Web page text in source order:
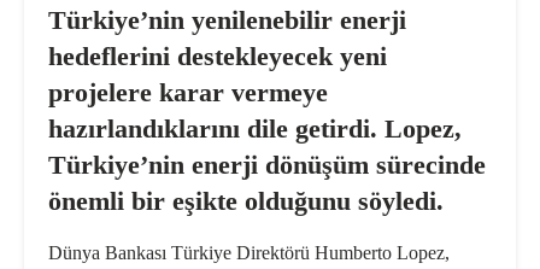
Türkiye’nin yenilenebilir enerji
hedeflerini destekleyecek yeni
projelere karar vermeye
hazırlandıklarını dile getirdi. Lopez,
Türkiye’nin enerji dönüşüm sürecinde
önemli bir eşikte olduğunu söyledi.
Dünya Bankası Türkiye Direktörü Humberto Lopez,